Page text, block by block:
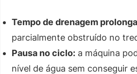
Tempo de drenagem
parcialmente obstruído no
Pausa no ciclo: a máquina
nível de água sem conseguir